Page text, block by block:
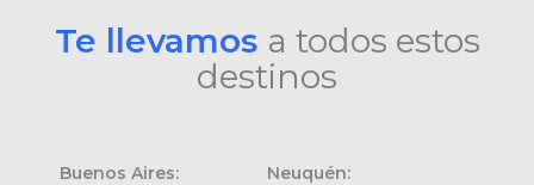
Te llevamos a todos estos
destinos
Buenos Aires:
Neuquén: